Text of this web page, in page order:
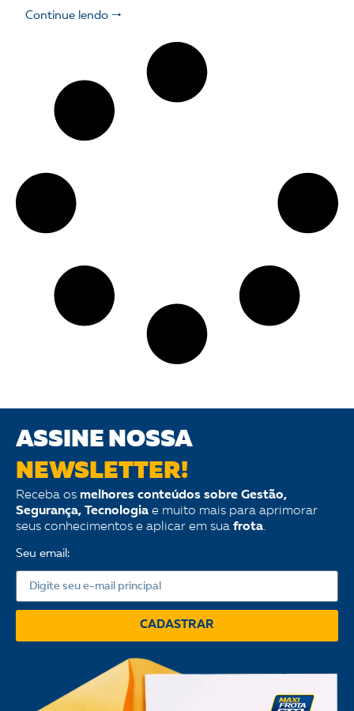
Continue lendo 🠒
ASSINE NOSSA
NEWSLETTER!
Receba os melhores conteúdos sobre Gestão,
Segurança, Tecnologia e muito mais para aprimorar
seus conhecimentos e aplicar em sua frota.
Seu email:
CADASTRAR